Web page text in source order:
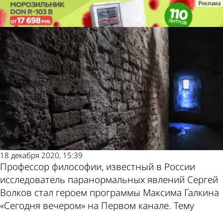
Пензяк рассказал россиянам о
своих встречах с Тайной
Молодой
ленинец
18 декабря 2020, 15:39
Профессор философии, известный в России
исследователь паранормальных явлений Сергей
Волков стал героем программы Максима Галкина
«Сегодня вечером» на Первом канале. Тему
Пензяк рассказал россиянам о
своих встречах с Тайной
Молодой
ленинец
Также
и